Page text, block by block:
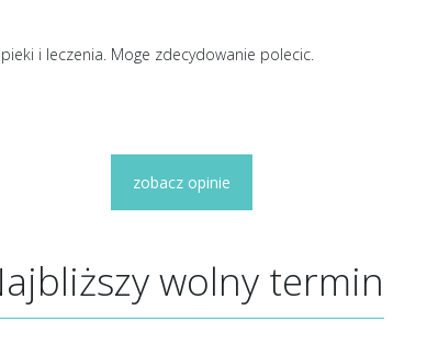
i leczenia. Moge zdecydowanie polecic.
zobacz opinie
wolny termin